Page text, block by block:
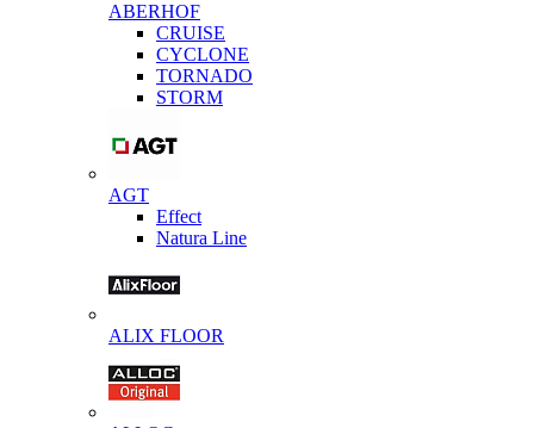
ABERHOF
CRUISE
CYCLONE
TORNADO
STORM
AGT
Effect
Natura Line
ALIX FLOOR